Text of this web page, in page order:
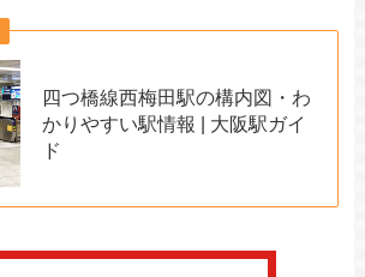
四つ橋線西梅田駅の構内図・わ
かりやすい駅情報 | 大阪駅ガイ
ド